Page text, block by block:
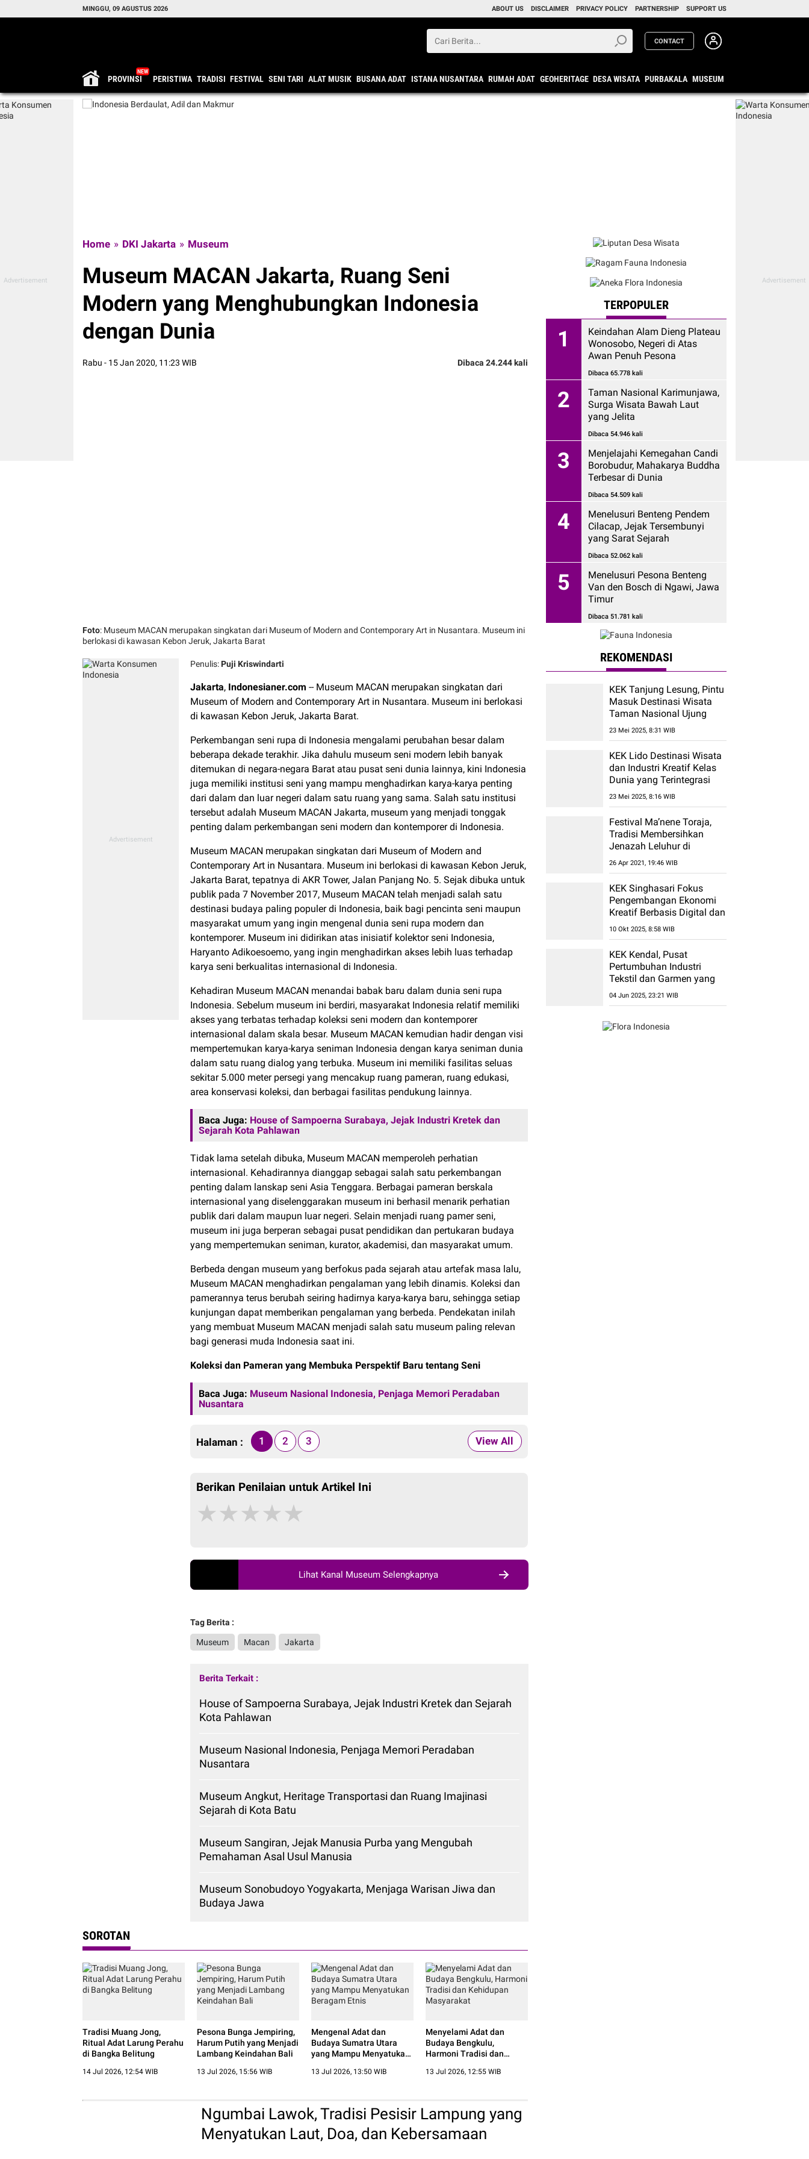
MINGGU, 09 AGUSTUS 2026 ABOUT US DISCLAIMER PRIVACY POLICY PARTNERSHIP SUPPORT US
CONTACT
PROVINSI PERISTIWA TRADISI FESTIVAL SENI TARI ALAT MUSIK BUSANA ADAT ISTANA NUSANTARA RUMAH ADAT GEOHERITAGE DESA WISATA PURBAKALA MUSEUM
Home » DKI Jakarta » Museum
Museum MACAN Jakarta, Ruang Seni
Modern yang Menghubungkan Indonesia
dengan Dunia
Rabu - 15 Jan 2020, 11:23 WIB Dibaca 24.244 kali
Foto: Museum MACAN merupakan singkatan dari Museum of Modern and Contemporary Art in Nusantara. Museum ini
berlokasi di kawasan Kebon Jeruk, Jakarta Barat
Penulis:Puji Kriswindarti
Jakarta, Indonesianer.com -- Museum MACAN merupakan singkatan dari
Museum of Modern and Contemporary Art in Nusantara. Museum ini berlokasi
di kawasan Kebon Jeruk, Jakarta Barat.
Perkembangan seni rupa di Indonesia mengalami perubahan besar dalam
beberapa dekade terakhir. Jika dahulu museum seni modern lebih banyak
ditemukan di negara-negara Barat atau pusat seni dunia lainnya, kini Indonesia
juga memiliki institusi seni yang mampu menghadirkan karya-karya penting
dari dalam dan luar negeri dalam satu ruang yang sama. Salah satu institusi
tersebut adalah Museum MACAN Jakarta, museum yang menjadi tonggak
penting dalam perkembangan seni modern dan kontemporer di Indonesia.
Museum MACAN merupakan singkatan dari Museum of Modern and
Contemporary Art in Nusantara. Museum ini berlokasi di kawasan Kebon Jeruk,
Jakarta Barat, tepatnya di AKR Tower, Jalan Panjang No. 5. Sejak dibuka untuk
publik pada 7 November 2017, Museum MACAN telah menjadi salah satu
destinasi budaya paling populer di Indonesia, baik bagi pencinta seni maupun
masyarakat umum yang ingin mengenal dunia seni rupa modern dan
kontemporer. Museum ini didirikan atas inisiatif kolektor seni Indonesia,
Haryanto Adikoesoemo, yang ingin menghadirkan akses lebih luas terhadap
karya seni berkualitas internasional di Indonesia.
Kehadiran Museum MACAN menandai babak baru dalam dunia seni rupa
Indonesia. Sebelum museum ini berdiri, masyarakat Indonesia relatif memiliki
akses yang terbatas terhadap koleksi seni modern dan kontemporer
internasional dalam skala besar. Museum MACAN kemudian hadir dengan visi
mempertemukan karya-karya seniman Indonesia dengan karya seniman dunia
dalam satu ruang dialog yang terbuka. Museum ini memiliki fasilitas seluas
sekitar 5.000 meter persegi yang mencakup ruang pameran, ruang edukasi,
area konservasi koleksi, dan berbagai fasilitas pendukung lainnya.
Baca Juga: House of Sampoerna Surabaya, Jejak Industri Kretek dan
Sejarah Kota Pahlawan
Tidak lama setelah dibuka, Museum MACAN memperoleh perhatian
internasional. Kehadirannya dianggap sebagai salah satu perkembangan
penting dalam lanskap seni Asia Tenggara. Berbagai pameran berskala
internasional yang diselenggarakan museum ini berhasil menarik perhatian
publik dari dalam maupun luar negeri. Selain menjadi ruang pamer seni,
museum ini juga berperan sebagai pusat pendidikan dan pertukaran budaya
yang mempertemukan seniman, kurator, akademisi, dan masyarakat umum.
Berbeda dengan museum yang berfokus pada sejarah atau artefak masa lalu,
Museum MACAN menghadirkan pengalaman yang lebih dinamis. Koleksi dan
pamerannya terus berubah seiring hadirnya karya-karya baru, sehingga setiap
kunjungan dapat memberikan pengalaman yang berbeda. Pendekatan inilah
yang membuat Museum MACAN menjadi salah satu museum paling relevan
bagi generasi muda Indonesia saat ini.
Koleksi dan Pameran yang Membuka Perspektif Baru tentang Seni
Baca Juga: Museum Nasional Indonesia, Penjaga Memori Peradaban
Nusantara
Halaman : 1 2 3 View All
Berikan Penilaian untuk Artikel Ini
★★★★★
Lihat Kanal Museum Selengkapnya
Tag Berita :
Museum Macan Jakarta
Berita Terkait :
House of Sampoerna Surabaya, Jejak Industri Kretek dan Sejarah
Kota Pahlawan
Museum Nasional Indonesia, Penjaga Memori Peradaban
Nusantara
Museum Angkut, Heritage Transportasi dan Ruang Imajinasi
Sejarah di Kota Batu
Museum Sangiran, Jejak Manusia Purba yang Mengubah
Pemahaman Asal Usul Manusia
Museum Sonobudoyo Yogyakarta, Menjaga Warisan Jiwa dan
Budaya Jawa
SOROTAN
Tradisi Muang Jong,
Ritual Adat Larung Perahu
di Bangka Belitung
14 Jul 2026, 12:54 WIB
Pesona Bunga Jempiring,
Harum Putih yang Menjadi
Lambang Keindahan Bali
13 Jul 2026, 15:56 WIB
Mengenal Adat dan
Budaya Sumatra Utara
yang Mampu Menyatukan
13 Jul 2026, 13:50 WIB
Menyelami Adat dan
Budaya Bengkulu,
Harmoni Tradisi dan
13 Jul 2026, 12:55 WIB
Ngumbai Lawok, Tradisi Pesisir Lampung yang
Menyatukan Laut, Doa, dan Kebersamaan
TERPOPULER
1
Keindahan Alam Dieng Plateau
Wonosobo, Negeri di Atas
Awan Penuh Pesona
Dibaca 65.778 kali
2
Taman Nasional Karimunjawa,
Surga Wisata Bawah Laut
yang Jelita
Dibaca 54.946 kali
3
Menjelajahi Kemegahan Candi
Borobudur, Mahakarya Buddha
Terbesar di Dunia
Dibaca 54.509 kali
4
Menelusuri Benteng Pendem
Cilacap, Jejak Tersembunyi
yang Sarat Sejarah
Dibaca 52.062 kali
5
Menelusuri Pesona Benteng
Van den Bosch di Ngawi, Jawa
Timur
Dibaca 51.781 kali
REKOMENDASI
KEK Tanjung Lesung, Pintu
Masuk Destinasi Wisata
Taman Nasional Ujung
Kulon
23 Mei 2025, 8:31 WIB
KEK Lido Destinasi Wisata
dan Industri Kreatif Kelas
Dunia yang Terintegrasi
23 Mei 2025, 8:16 WIB
Festival Ma’nene Toraja,
Tradisi Membersihkan
Jenazah Leluhur di
Sulawesi Selatan
26 Apr 2021, 19:46 WIB
KEK Singhasari Fokus
Pengembangan Ekonomi
Kreatif Berbasis Digital dan
Kultural
10 Okt 2025, 8:58 WIB
KEK Kendal, Pusat
Pertumbuhan Industri
Tekstil dan Garmen yang
Berbasis Industri 4.0
04 Jun 2025, 23:21 WIB